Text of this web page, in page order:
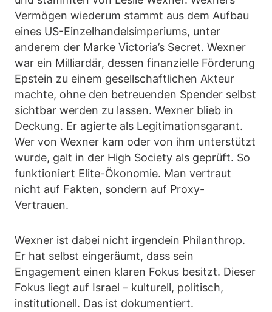
Vermögen wiederum stammt aus dem Aufbau
eines US-Einzelhandelsimperiums, unter
anderem der Marke Victoria’s Secret. Wexner
war ein Milliardär, dessen finanzielle Förderung
Epstein zu einem gesellschaftlichen Akteur
machte, ohne den betreuenden Spender selbst
sichtbar werden zu lassen. Wexner blieb in
Deckung. Er agierte als Legitimationsgarant.
Wer von Wexner kam oder von ihm unterstützt
wurde, galt in der High Society als geprüft. So
funktioniert Elite-Ökonomie. Man vertraut
nicht auf Fakten, sondern auf Proxy-
Vertrauen.
Wexner ist dabei nicht irgendein Philanthrop.
Er hat selbst eingeräumt, dass sein
Engagement einen klaren Fokus besitzt. Dieser
Fokus liegt auf Israel – kulturell, politisch,
institutionell. Das ist dokumentiert.